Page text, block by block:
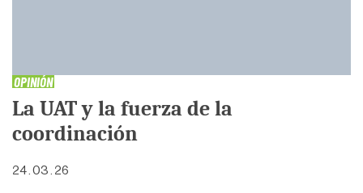
OPINIÓN
La UAT y la fuerza de la
coordinación
24 . 03 . 26